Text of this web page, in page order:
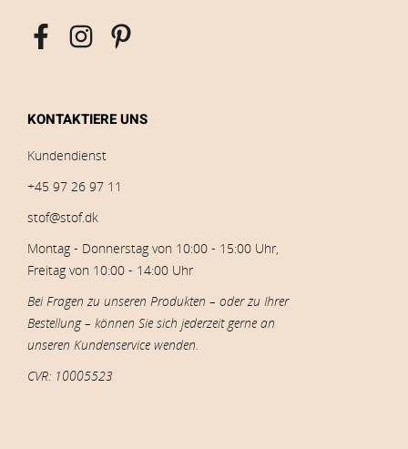
KONTAKTIERE UNS
Kundendienst
+45 97 26 97 11
stof@stof.dk
Montag - Donnerstag von 10:00 - 15:00 Uhr,
Freitag von 10:00 - 14:00 Uhr
Bei Fragen zu unseren Produkten – oder zu Ihrer
Bestellung – können Sie sich jederzeit gerne an
unseren Kundenservice wenden.
CVR: 10005523